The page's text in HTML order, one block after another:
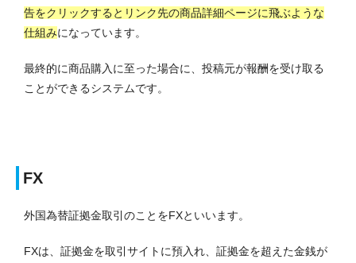
告をクリックするとリンク先の商品詳細ページに飛ぶような
仕組みになっています。
最終的に商品購入に至った場合に、投稿元が報酬を受け取る
ことができるシステムです。
FX
外国為替証拠金取引のことをFXといいます。
FXは、証拠金を取引サイトに預入れ、証拠金を超えた金銭が